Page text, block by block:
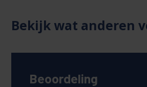
Bekijk wat anderen
Beoordeling